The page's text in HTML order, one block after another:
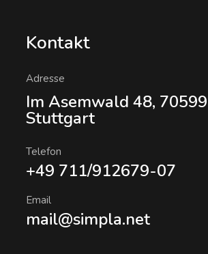
Kontakt
Adresse
Im Asemwald 48, 70599
Stuttgart
Telefon
+49 711/912679-07
Email
mail@simpla.net